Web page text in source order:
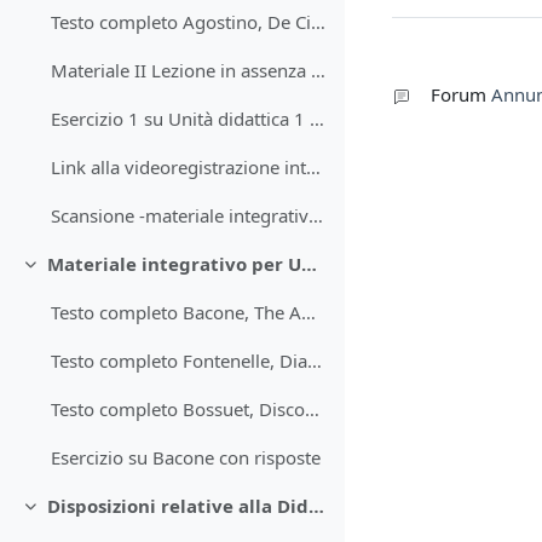
Testo completo Agostino, De Civitate Dei
Materiale II Lezione in assenza della Dispensa
Esercizio 1 su Unità didattica 1 - 18.03
Link alla videoregistrazione interattiva della III Lezione del 13.03
Scansione -materiale integrativo Lezione III
Minimizza
Materiale integrativo per Unità 2
Testo completo Bacone, The Advancement of Learning
Testo completo Fontenelle, Dialoghi de' morti, 1 ed. 1683 (in tr. italiana)
Testo completo Bossuet, Discorso sulla storia universale (1 ed. 1681) in tr. it.
Esercizio su Bacone con risposte
Minimizza Disposizioni relative alla Didattica da remoto su piattaforma microsoft Teams
Forum